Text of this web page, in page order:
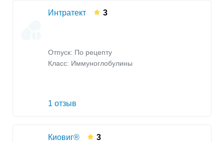
Интратект 3
Отпуск: По рецепту
Класс: Иммуноглобулины
1 отзыв
Киовиг® 3